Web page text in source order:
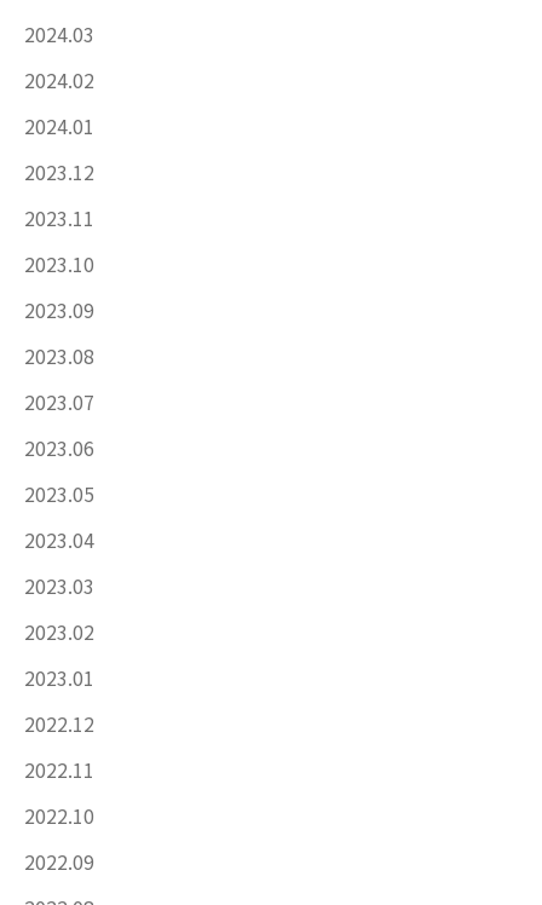
2024.03
2024.02
2024.01
2023.12
2023.11
2023.10
2023.09
2023.08
2023.07
2023.06
2023.05
2023.04
2023.03
2023.02
2023.01
2022.12
2022.11
2022.10
2022.09